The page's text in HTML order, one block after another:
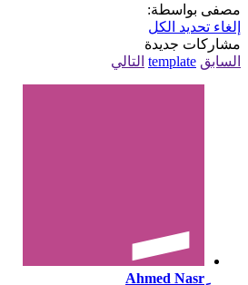
مصفى بواسطة:
إلغاء تحديد الكل
مشاركات جديدة
السابق template التالي